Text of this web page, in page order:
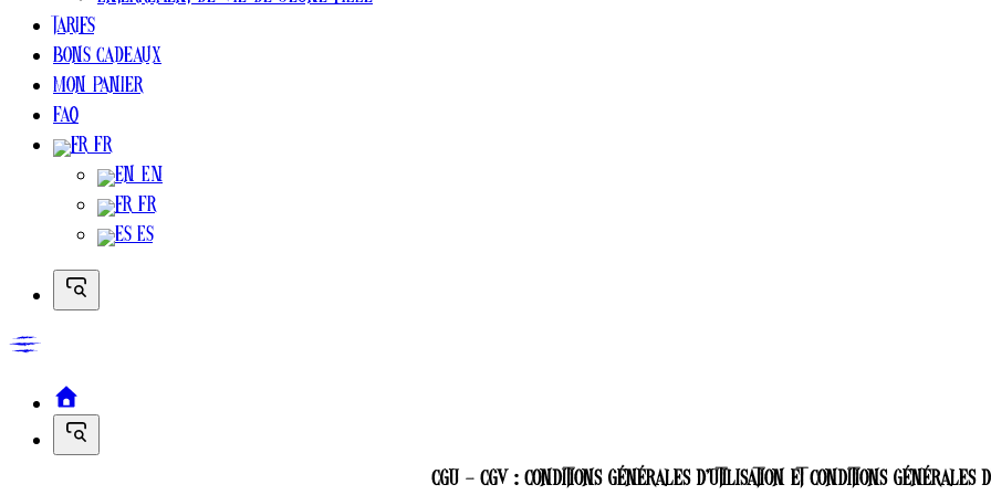
Tarifs
Bons cadeaux
Mon Panier
FAQ
FR
EN
FR
ES
CGU – CGV : Conditions Générales d’Utilisation et Conditions Générales